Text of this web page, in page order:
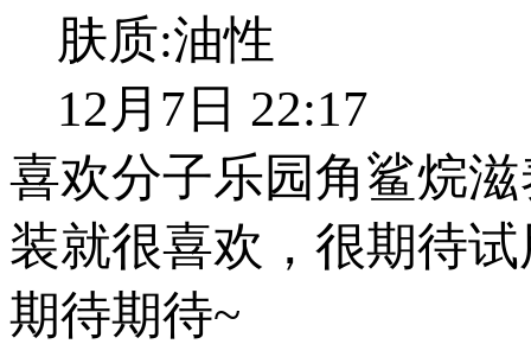
肤质:油性
12月7日 22:17
喜欢分子乐园角鲨烷
装就很喜欢，很期待
期待期待~